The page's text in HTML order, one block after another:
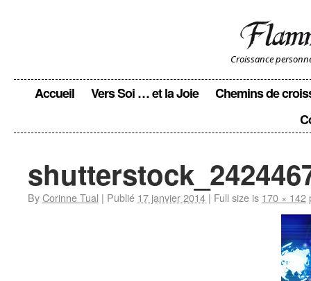
Croissance
Accueil Vers Soi … et la Joie
Chemins de
ByCorinne Tual | Publié 17 janvier 2014 | Full size is 170 × 142